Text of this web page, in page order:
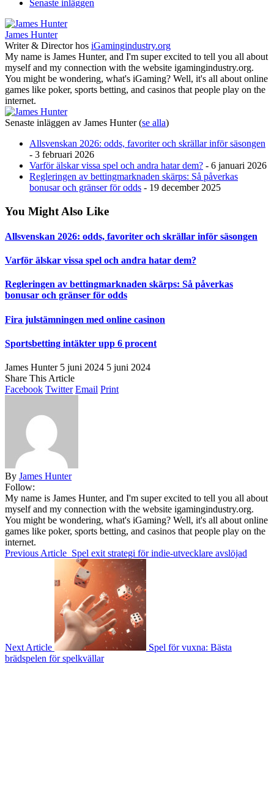
Senaste inläggen
James Hunter
Writer & Directorhos iGamingindustry.org
My name is James Hunter, and I'm super excited to tell you all about
myself and my connection with the website igamingindustry.org.
You might be wondering, what's iGaming? Well, it's all about online
games like poker, sports betting, and casinos that people play on the
internet.
Senaste inläggen av James Hunter(se alla)
Allsvenskan 2026: odds, favoriter och skrällar inför säsongen
- 3 februari 2026
Varför älskar vissa spel och andra hatar dem? - 6 januari 2026
Regleringen av bettingmarknaden skärps: Så påverkas
bonusar och gränser för odds - 19 december 2025
You Might Also Like
Allsvenskan 2026: odds, favoriter och skrällar inför säsongen
Varför älskar vissa spel och andra hatar dem?
Regleringen av bettingmarknaden skärps: Så påverkas
bonusar och gränser för odds
Fira julstämningen med online casinon
Sportsbetting intäkter upp 6 procent
James Hunter 5 juni 2024 5 juni 2024
Share This Article
Facebook Twitter Email Print
By James Hunter
Follow:
My name is James Hunter, and I'm super excited to tell you all about
myself and my connection with the website igamingindustry.org.
You might be wondering, what's iGaming? Well, it's all about online
games like poker, sports betting, and casinos that people play on the
internet.
Previous Article Spel exit strategi för indie-utvecklare avslöjad
Next Article
Spel för vuxna: Bästa
brädspelen för spelkvällar